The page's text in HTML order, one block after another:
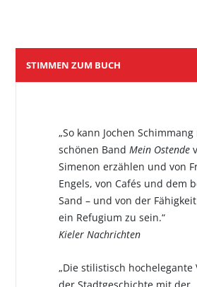
STIMMEN ZUM BUCH
„So kann Jochen
schönen Band Mein Ostende
Simenon erzählen und von
Engels, von Cafés und dem
Sand – und von der
ein Refugium zu sein.“
Kieler Nachrichten
„Die stilistisch hochelegante